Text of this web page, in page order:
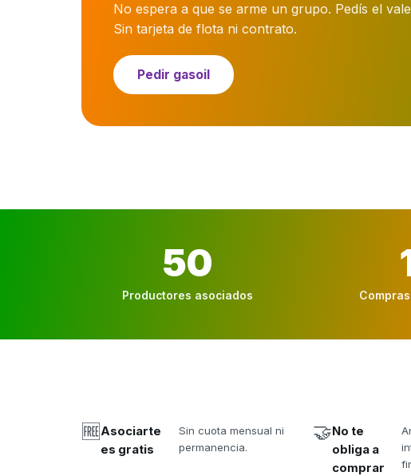
No espera a que se arme un grupo. Pedís el
Sin tarjeta de flota ni contrato.
Pedir gasoil
50
Productores asociados
🆓Asociarte
es gratis
Sin cuota mensual ni
permanencia.
🤝No te
obliga a
comprar